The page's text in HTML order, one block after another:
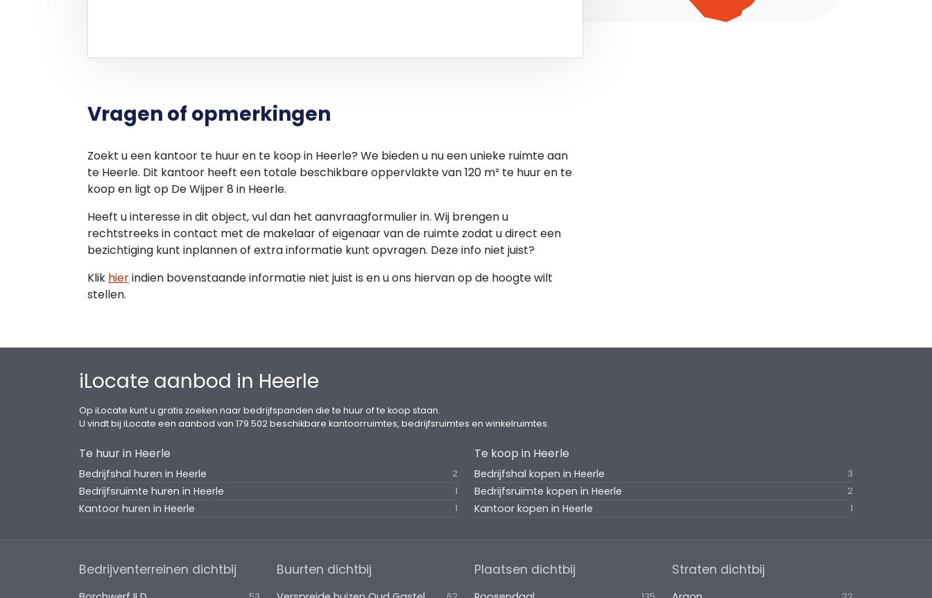
Vragen of opmerkingen
Zoekt u een kantoor te huur en te koop in Heerle? We bieden u nu een unieke ruimte aan
te Heerle. Dit kantoor heeft een totale beschikbare oppervlakte van 120 m² te huur en te
koop en ligt op De Wijper 8 in Heerle.
Heeft u interesse in dit object, vul dan het aanvraagformulier in. Wij brengen u
rechtstreeks in contact met de makelaar of eigenaar van de ruimte zodat u direct een
bezichtiging kunt inplannen of extra informatie kunt opvragen. Deze info niet juist?
Klik hierindien bovenstaande informatie niet juist is en u ons hiervan op de hoogte wilt
stellen.
iLocate aanbod in Heerle
Op iLocate kunt u gratis zoeken naar bedrijfspanden die te huur of te koop staan.
U vindt bij iLocate een aanbod van 179.502 beschikbare kantoorruimtes, bedrijfsruimtes en winkelruimtes.
Te huur in Heerle
Bedrijfshal huren in Heerle 2
Bedrijfsruimte huren in Heerle 1
Kantoor huren in Heerle 1
Te koop in Heerle
Bedrijfshal kopen in Heerle 3
Bedrijfsruimte kopen in Heerle 2
Kantoor kopen in Heerle 1
Bedrijventerreinen dichtbij Buurten dichtbij Plaatsen dichtbij Straten dichtbij